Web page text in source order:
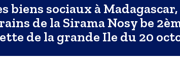
biens sociaux à
de la Sirama Nosy be
de la grande Ile du 20